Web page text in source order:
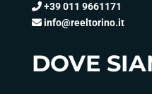
+39 011 9661171
info@reeltorino.it
DOVE